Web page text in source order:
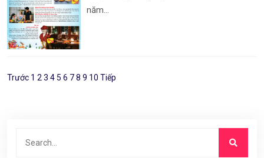
năm...
Trước 1 23 45 6 78 9 10 Tiếp